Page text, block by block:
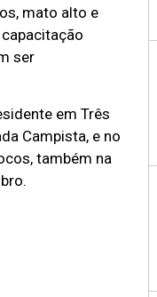
mato alto e
ser
em Três
Campista, e no
também na